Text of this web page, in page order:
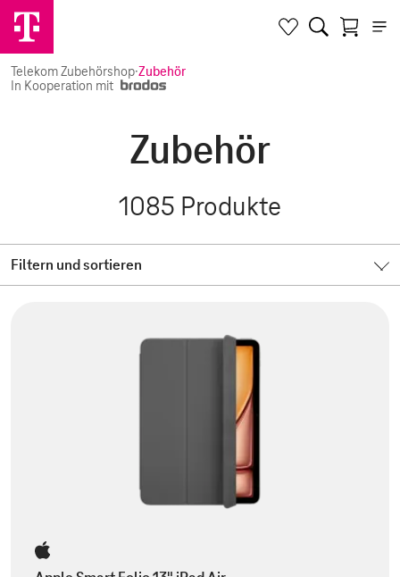
Telekom Zubehörshop·Zubehör
In Kooperation mit
Zubehör
1085 Produkte
Filtern und sortieren